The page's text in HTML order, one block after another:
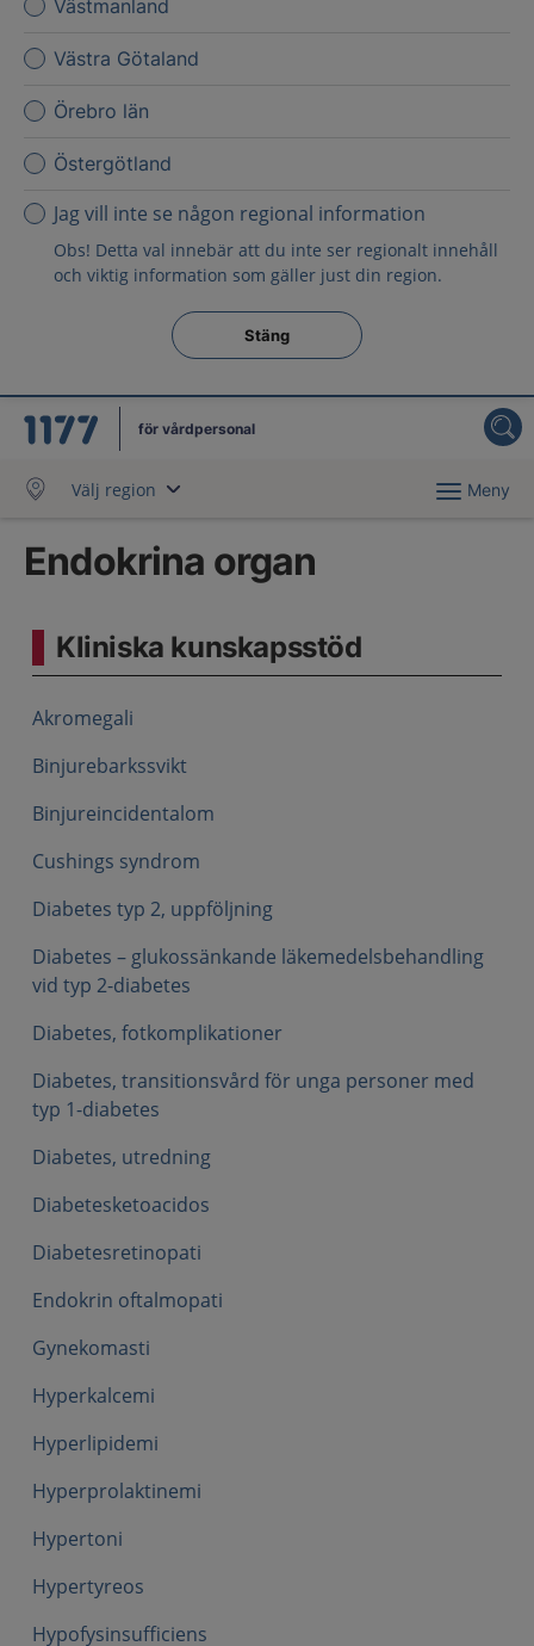
Västmanland
Västra Götaland
Örebro län
Östergötland
Jag vill inte se någon regional information
Obs! Detta val innebär att du inte ser regionalt innehåll
och viktig information som gäller just din region.
Stäng regionsväljaren
Stäng
för vårdpersonal
Välj region Meny
Endokrina organ
Kliniska kunskapsstöd
Akromegali
Binjurebarkssvikt
Binjureincidentalom
Cushings syndrom
Diabetes typ 2, uppföljning
Diabetes – glukossänkande läkemedelsbehandling
vid typ 2-diabetes
Diabetes, fotkomplikationer
Diabetes, transitionsvård för unga personer med
typ 1-diabetes
Diabetes, utredning
Diabetesketoacidos
Diabetesretinopati
Endokrin oftalmopati
Gynekomasti
Hyperkalcemi
Hyperlipidemi
Hyperprolaktinemi
Hypertoni
Hypertyreos
Hypofysinsufficiens